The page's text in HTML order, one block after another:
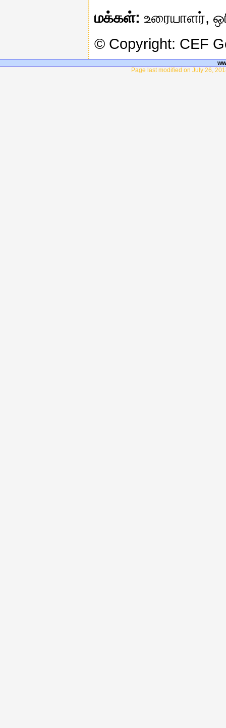
மக்கள்: உரையாளர்,
© Copyright: CEF
Page last modified on July 26,